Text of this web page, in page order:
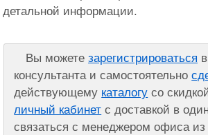
детальной информации.
Вы можетезарегистрироваться
консультанта и самостоятельно
действующему каталогу со
личный кабинет с доставкой в
связаться с менеджером офиса